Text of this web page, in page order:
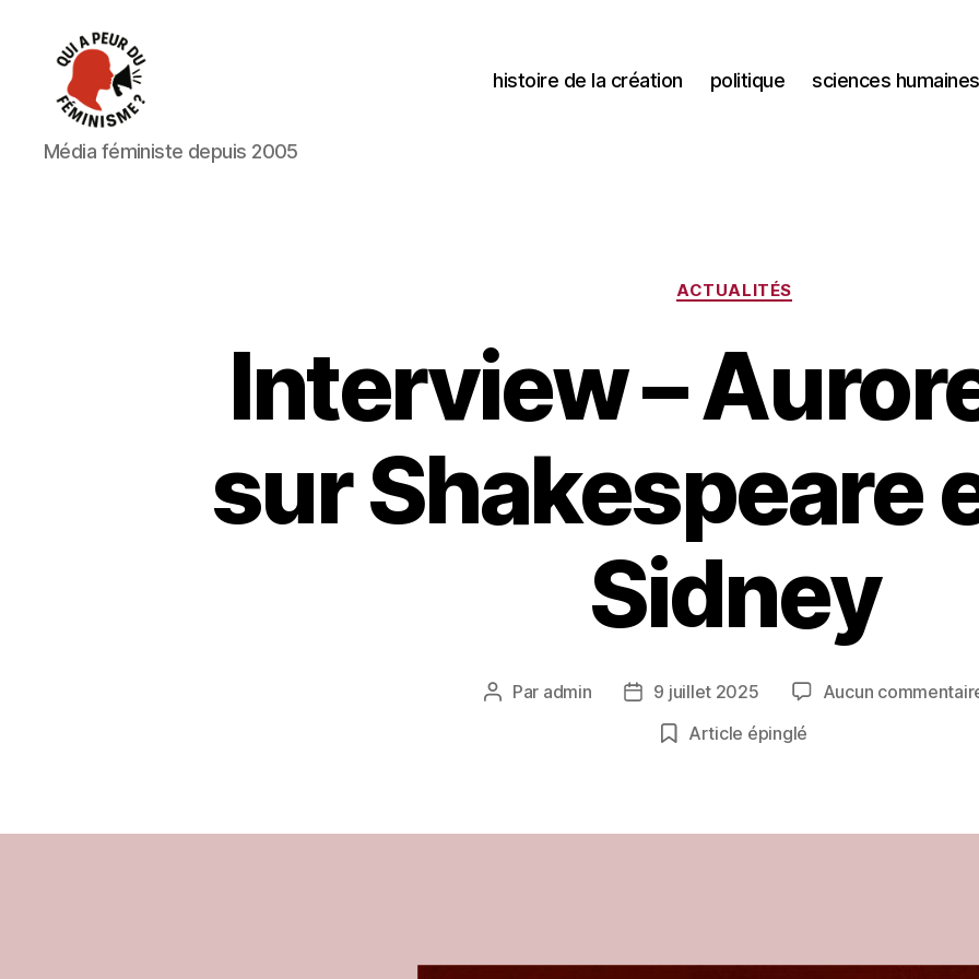
Qui
a
Média féministe depuis 2005
histoire de la création politique sciences humaines
Catégories
ACTUALITÉS
Interview –
sur Shakespeare
Sidney
Auteur
Par admin
Date
l’article
9 juillet 2025 Aucun
Article épinglé